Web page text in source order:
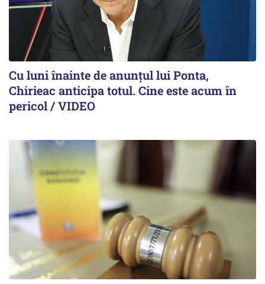
Cu luni înainte de anunțul lui Ponta,
Chirieac anticipa totul. Cine este acum în
pericol / VIDEO